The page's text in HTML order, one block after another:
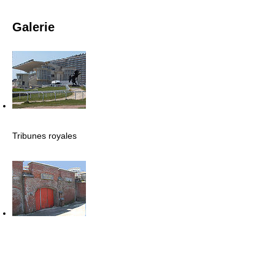
Galerie
Tribunes royales